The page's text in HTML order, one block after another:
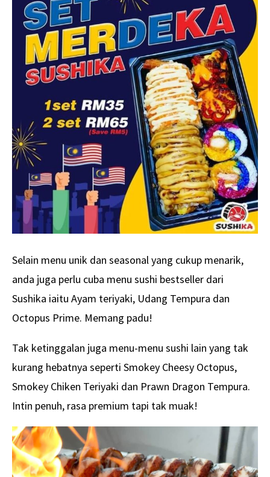
Selain menu unik dan seasonal yang cukup menarik,
anda juga perlu cuba menu sushi bestseller dari
Sushika iaitu Ayam teriyaki, Udang Tempura dan
Octopus Prime. Memang padu!
Tak ketinggalan juga menu-menu sushi lain yang tak
kurang hebatnya seperti Smokey Cheesy Octopus,
Smokey Chiken Teriyaki dan Prawn Dragon Tempura.
Intin penuh, rasa premium tapi tak muak!